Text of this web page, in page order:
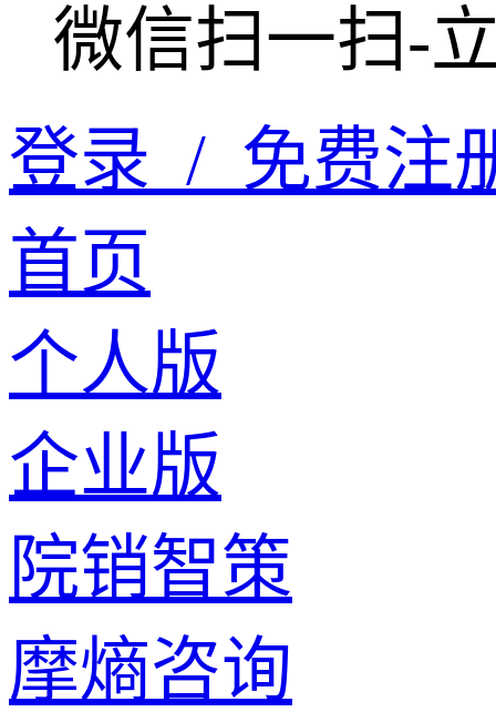
微信扫一扫-
登录 / 免费注
首页
个人版
企业版
院销智策
摩熵咨询